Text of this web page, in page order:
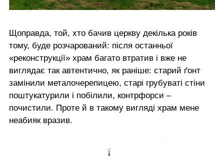
Щоправда, той, хто бачив церкву декілька років
тому, буде розчарований: після останньої
«реконструкції» храм багато втратив і вже не
виглядає так автентично, як раніше: старий ґонт
замінили металочерепицею, старі грубуваті стіни
поштукатурили і побілили, контрфорси –
почистили. Проте й в такому вигляді храм мене
неабияк вразив.